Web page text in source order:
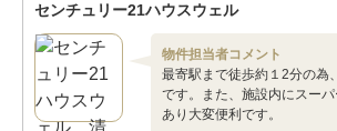
センチュリー21ハウスウェル
物件担当者コメント
最寄駅まで徒歩約１2分の為
です。また、施設内にスー
あり大変便利です。